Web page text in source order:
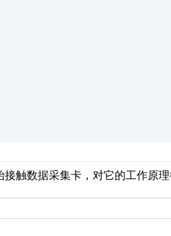
触数据采集卡，对它的工作原